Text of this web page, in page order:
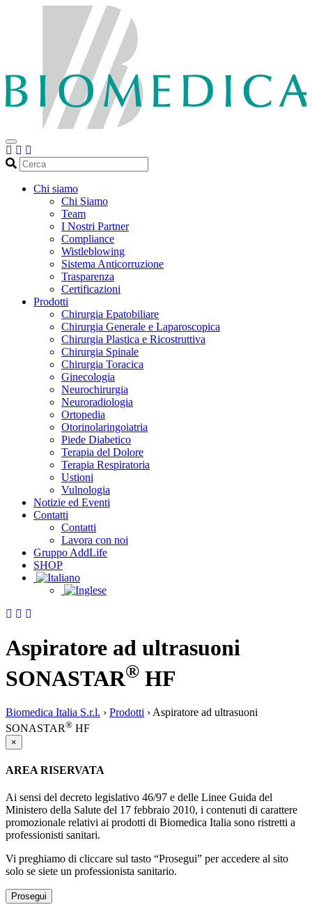
Cerca
Chi siamo
Chi Siamo
Team
I Nostri Partner
Compliance
Wistleblowing
Sistema Anticorruzione
Trasparenza
Certificazioni
Prodotti
Chirurgia Epatobiliare
Chirurgia Generale e Laparoscopica
Chirurgia Plastica e Ricostruttiva
Chirurgia Spinale
Chirurgia Toracica
Ginecologia
Neurochirurgia
Neuroradiologia
Ortopedia
Otorinolaringoiatria
Piede Diabetico
Terapia del Dolore
Terapia Respiratoria
Ustioni
Vulnologia
Notizie ed Eventi
Contatti
Contatti
Lavora con noi
Gruppo AddLife
SHOP
Aspiratore ad ultrasuoni
SONASTAR® HF
Biomedica Italia S.r.l. › Prodotti › Aspiratore ad ultrasuoni
SONASTAR® HF
×
AREA RISERVATA
Ai sensi del decreto legislativo 46/97 e delle Linee Guida del
Ministero della Salute del 17 febbraio 2010, i contenuti di carattere
promozionale relativi ai prodotti di Biomedica Italia sono ristretti a
professionisti sanitari.
Vi preghiamo di cliccare sul tasto “Prosegui” per accedere al sito
solo se siete un professionista sanitario.
Prosegui